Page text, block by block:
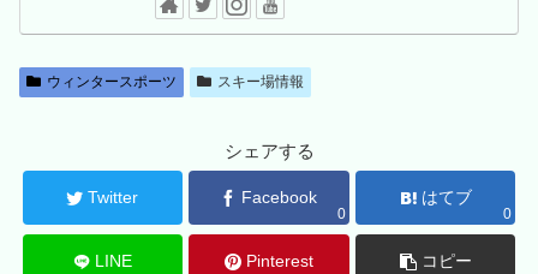
ウィンタースポーツ スキー場情報
シェアする
Twitter Facebook
0
はてブ
0
LINE Pinterest コピー